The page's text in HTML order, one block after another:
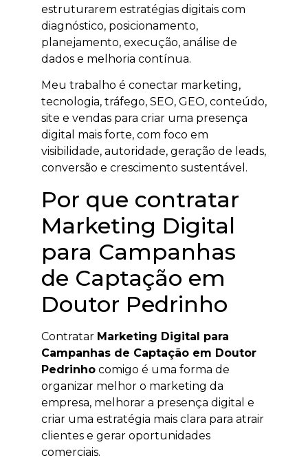
estruturarem estratégias digitais com
diagnóstico, posicionamento,
planejamento, execução, análise de
dados e melhoria contínua.
Meu trabalho é conectar marketing,
tecnologia, tráfego, SEO, GEO, conteúdo,
site e vendas para criar uma presença
digital mais forte, com foco em
visibilidade, autoridade, geração de leads,
conversão e crescimento sustentável.
Por que contratar
Marketing Digital
para Campanhas
de Captação em
Doutor Pedrinho
Contratar Marketing Digital para
Campanhas de Captação em Doutor
Pedrinho comigo é uma forma de
organizar melhor o marketing da
empresa, melhorar a presença digital e
criar uma estratégia mais clara para atrair
clientes e gerar oportunidades
comerciais.